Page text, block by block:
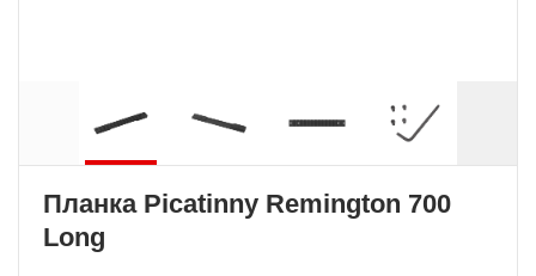
Планка Picatinny Remington 700
Long